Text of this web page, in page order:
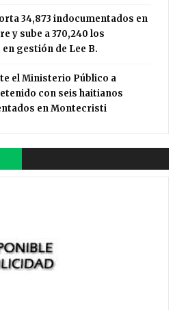
34,873 indocumentados en
y sube a 370,240 los
gestión de Lee B.
el Ministerio Público a
con seis haitianos
en Montecristi